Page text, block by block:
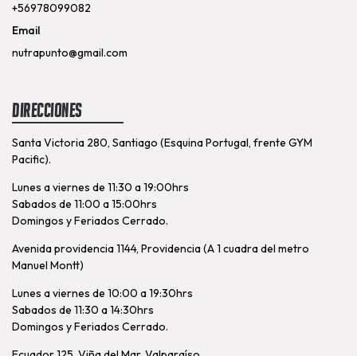
+56978099082
Email
nutrapunto@gmail.com
Direcciones
Santa Victoria 280, Santiago (Esquina Portugal, frente GYM
Pacific).
Lunes a viernes de 11:30 a 19:00hrs
Sabados de 11:00 a 15:00hrs
Domingos y Feriados Cerrado.
Avenida providencia 1144, Providencia (A 1 cuadra del metro
Manuel Montt)
Lunes a viernes de 10:00 a 19:30hrs
Sabados de 11:30 a 14:30hrs
Domingos y Feriados Cerrado.